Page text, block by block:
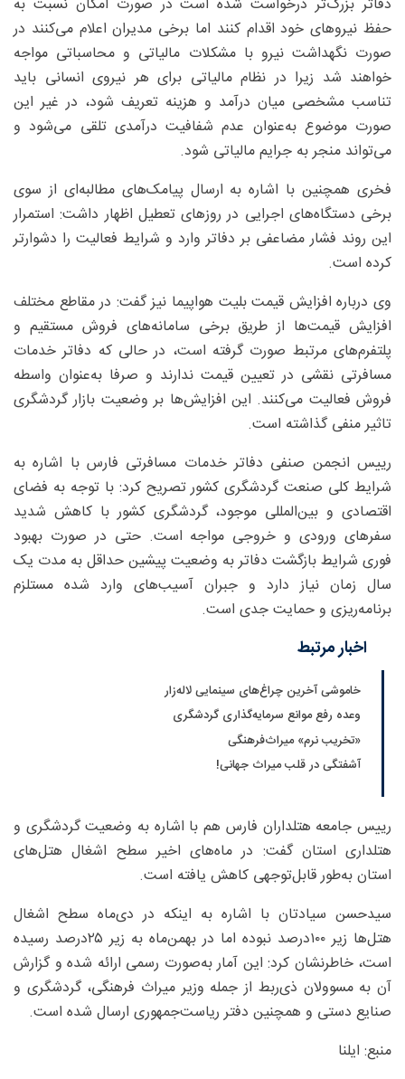
حفظ نیروهای خود اقدام کنند اما برخی مدیران اعلام می‌کنند در
صورت نگهداشت نیرو با مشکلات مالیاتی و محاسباتی مواجه
خواهند شد زیرا در نظام مالیاتی برای هر نیروی انسانی باید
تناسب مشخصی میان درآمد و هزینه تعریف شود، در غیر این
صورت موضوع به‌عنوان عدم شفافیت درآمدی تلقی می‌شود و
می‌تواند منجر به جرایم مالیاتی شود.
فخری همچنین با اشاره به ارسال پیامک‌های مطالبه‌ای از سوی
برخی دستگاه‌های اجرایی در روزهای تعطیل اظهار داشت: استمرار
این روند فشار مضاعفی بر دفاتر وارد و شرایط فعالیت را دشوارتر
کرده است.
وی درباره افزایش قیمت بلیت هواپیما نیز گفت: در مقاطع مختلف
افزایش قیمت‌ها از طریق برخی سامانه‌های فروش مستقیم و
پلتفرم‌های مرتبط صورت گرفته است، در حالی که دفاتر خدمات
مسافرتی نقشی در تعیین قیمت ندارند و صرفا به‌عنوان واسطه
فروش فعالیت می‌کنند. این افزایش‌ها بر وضعیت بازار گردشگری
تاثیر منفی گذاشته است.
رییس انجمن صنفی دفاتر خدمات مسافرتی فارس با اشاره به
شرایط کلی صنعت گردشگری کشور تصریح کرد: با توجه به فضای
اقتصادی و بین‌المللی موجود، گردشگری کشور با کاهش شدید
سفرهای ورودی و خروجی مواجه است. حتی در صورت بهبود
فوری شرایط بازگشت دفاتر به وضعیت پیشین حداقل به مدت یک
سال زمان نیاز دارد و جبران آسیب‌های وارد شده مستلزم
برنامه‌ریزی و حمایت جدی است.
اخبار مرتبط
خاموشی آخرین چراغ‌های سینمایی لاله‌زار
وعده رفع موانع سرمایه‌گذاری گردشگری
«تخریب نرم» میراث‌فرهنگی
آشفتگی در قلب میراث جهانی!
رییس جامعه هتلداران فارس هم با اشاره به وضعیت گردشگری و
هتلداری استان گفت: در ماه‌های اخیر سطح اشغال هتل‌های
استان به‌طور قابل‌توجهی کاهش یافته است.
سیدحسن سیادتان با اشاره به اینکه در دی‌ماه سطح اشغال
هتل‌ها زیر ۱۰۰‌درصد نبوده اما در بهمن‌ماه به زیر ۲۵‌درصد رسیده
است، خاطرنشان کرد: این آمار به‌صورت رسمی ارائه شده و گزارش
آن به مسوولان ذی‌ربط از جمله وزیر میراث فرهنگی، گردشگری و
صنایع دستی و همچنین دفتر ریاست‌جمهوری ارسال شده است.
منبع: ایلنا